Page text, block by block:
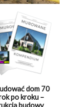
dom 70
po kroku –
budowy